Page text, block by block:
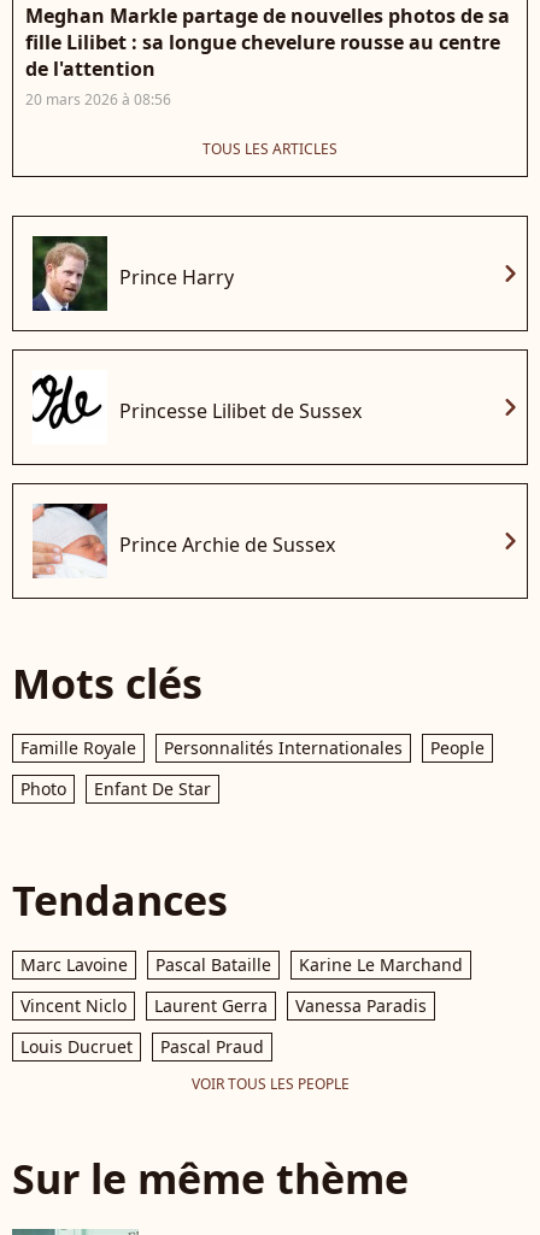
Meghan Markle partage de nouvelles photos de sa
fille Lilibet : sa longue chevelure rousse au centre
de l'attention
20 mars 2026 à 08:56
TOUS LES ARTICLES
Prince Harry chevron_right
Princesse Lilibet de Sussex chevron_right
Prince Archie de Sussex chevron_right
Mots clés
Famille Royale Personnalités Internationales
People
Photo
Enfant De Star
Tendances
Marc Lavoine Pascal Bataille
Karine Le Marchand
Vincent Niclo
Laurent Gerra
Vanessa Paradis
Louis Ducruet
Pascal Praud
VOIR TOUS LES PEOPLE
Sur le même thème